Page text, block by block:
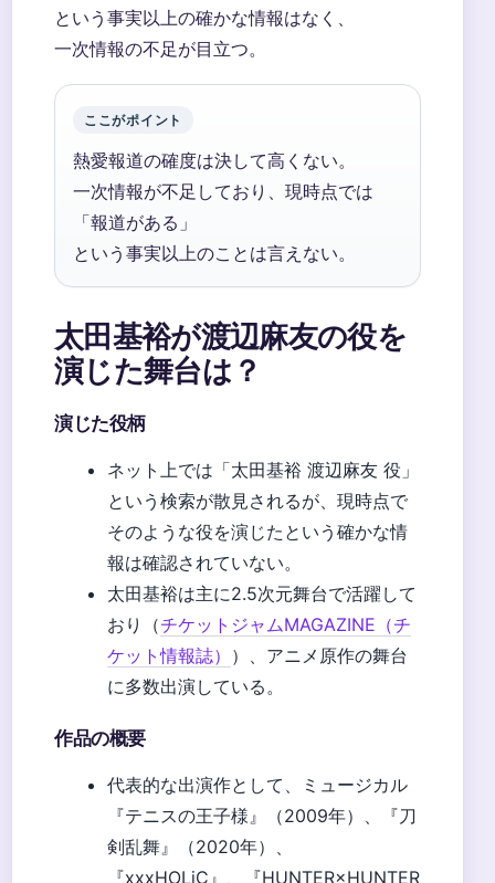
という事実以上の確かな情報はなく、
一次情報の不足が目立つ。
ここがポイント
熱愛報道の確度は決して高くない。
一次情報が不足しており、現時点では
「報道がある」
という事実以上のことは言えない。
太田基裕が渡辺麻友の役を
演じた舞台は？
演じた役柄
ネット上では「太田基裕 渡辺麻友 役」
という検索が散見されるが、現時点で
そのような役を演じたという確かな情
報は確認されていない。
太田基裕は主に2.5次元舞台で活躍して
おり（チケットジャムMAGAZINE（チ
ケット情報誌） ）、アニメ原作の舞台
に多数出演している。
作品の概要
代表的な出演作として、ミュージカル
『テニスの王子様』（2009年）、『刀
剣乱舞』（2020年）、
『xxxHOLiC』、『HUNTER×HUNTER